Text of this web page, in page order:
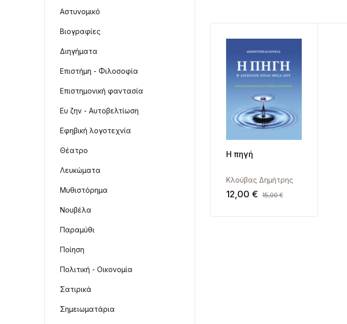
Η πηγή
Κλούβας Δημήτρης
12,00 € 15,00€
Αστυνομικό
Βιογραφίες
Διηγήματα
Επιστήμη - Φιλοσοφία
Επιστημονική φαντασία
Ευ ζην - Αυτοβελτίωση
Εφηβική λογοτεχνία
Θέατρο
Λευκώματα
Μυθιστόρημα
Νουβέλα
Παραμύθι
Ποίηση
Πολιτική - Οικονομία
Σατιρικά
Σημειωματάρια